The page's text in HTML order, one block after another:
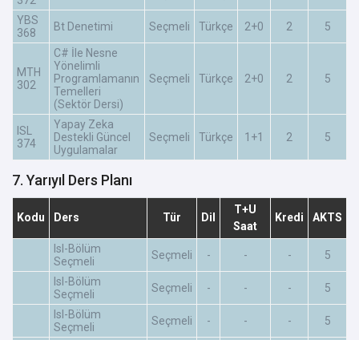
YBS
368
Bt Denetimi Seçmeli Türkçe 2+0 2 5
MTH
302
C# İle Nesne
Yönelimli
Programlamanın
Temelleri
(Sektör Dersi)
Seçmeli Türkçe 2+0 2 5
ISL
374
Yapay Zeka
Destekli Güncel
Uygulamalar
Seçmeli Türkçe 1+1 2 5
7. Yarıyıl Ders Planı
Kodu Ders Tür Dil
T+U
Saat
Kredi AKTS
Isl-Bölüm
Seçmeli
Seçmeli - - - 5
Isl-Bölüm
Seçmeli
Seçmeli - - - 5
Isl-Bölüm
Seçmeli
Seçmeli - - - 5